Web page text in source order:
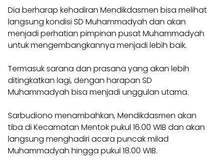
Dia berharap kehadiran Mendikdasmen bisa melihat
langsung kondisi SD Muhammadyah dan akan
menjadi perhatian pimpinan pusat Muhammadyah
untuk mengembangkannya menjadi lebih baik.
Termasuk sarana dan prasana yang akan lebih
ditingkatkan lagi, dengan harapan SD
Muhammadyah bisa menjadi unggulan utama.
Sarbudiono menambahkan, Mendikdasmen akan
tiba di Kecamatan Mentok pukul 16.00 WIB dan akan
langsung menghadiri acara puncak milad
Muhammadyah hingga pukul 18.00 WIB.